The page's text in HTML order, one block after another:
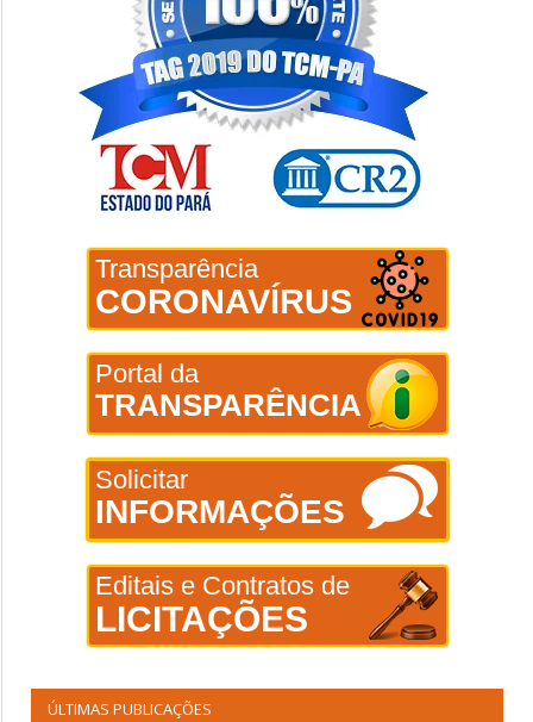
Transparência
CORONAVÍRUS
Portal da
TRANSPARÊNCIA
Solicitar
INFORMAÇÕES
Editais e Contratos de
LICITAÇÕES
ÚLTIMAS PUBLICAÇÕES